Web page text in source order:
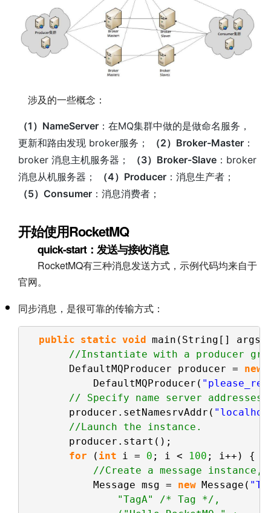
涉及的一些概念：
（1）NameServer ：在MQ集群中做的是做命名服务，
更新和路由发现 broker服务；
（2）Broker-Master ：
broker 消息主机服务器；
（3）Broker-Slave ：broker
消息从机服务器；
（4）Producer ：消息生产者；
（5）Consumer ：消息消费者；
开始使用RocketMQ
quick-start：发送与接收消息
RocketMQ有三种消息发送方式，示例代码均来自于
官网。
同步消息，是很可靠的传输方式：
public static void
main(String[]
//Instantiate with a producer
DefaultMQProducer producer = new
DefaultMQProducer(
// Specify name server addresses.
producer.setNamesrvAddr(
//Launch the instance.
producer.start();
for
( int i = 0 ; i < 100 ; i++) {
//Create a message instance,
Message msg = new Message(
"TagA" /* Tag */,